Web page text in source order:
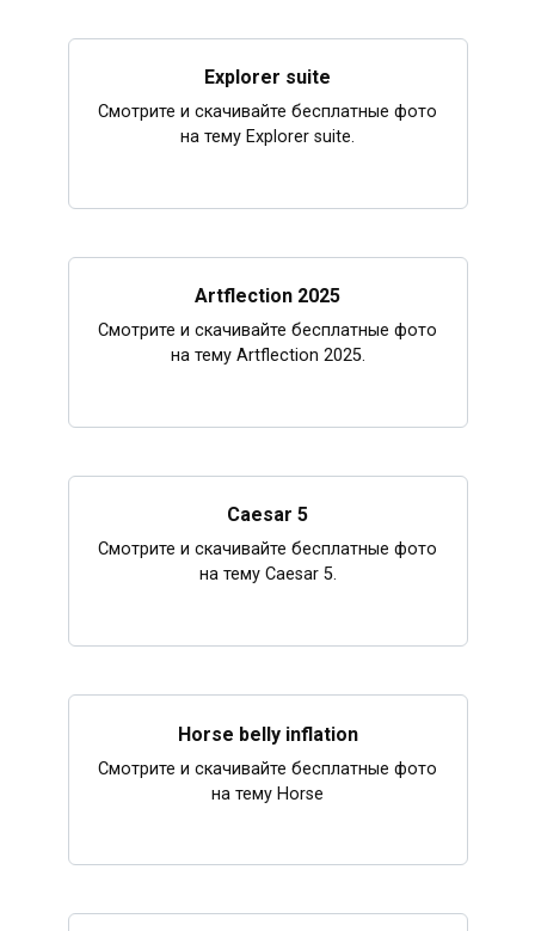
Explorer suite
Смотрите и скачивайте бесплатные фото
на тему Explorer suite.
Artflection 2025
Смотрите и скачивайте бесплатные фото
на тему Artflection 2025.
Caesar 5
Смотрите и скачивайте бесплатные фото
на тему Caesar 5.
Horse belly inflation
Смотрите и скачивайте бесплатные фото
на тему Horse